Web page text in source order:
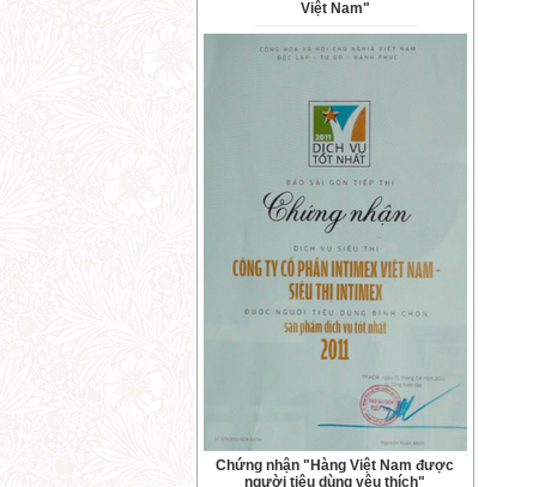
Việt Nam"
Chứng nhận "Hàng Việt Nam được
người tiêu dùng yêu thích"